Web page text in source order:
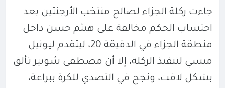
جاءت ركلة الجزاء لصالح منتخب الأرجنتين بعد
احتساب الحكم مخالفة على هيثم حسن داخل
منطقة الجزاء في الدقيقة 20، ليتقدم ليونيل
ميسي لتنفيذ الركلة، إلا أن مصطفى شوبير تألق
بشكل لافت، ونجح في التصدي للكرة ببراعة،